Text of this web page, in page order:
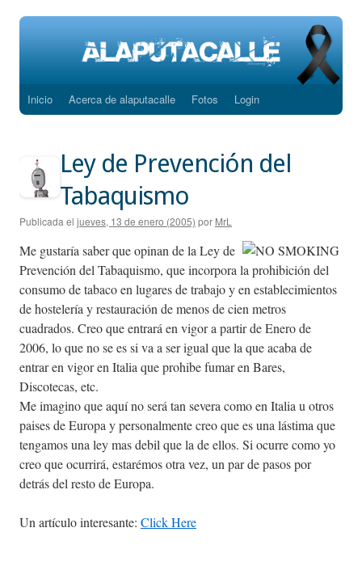
Saltar
contenido
Inicio Acerca de alaputacalle Fotos Login
Ley de Prevención del
Tabaquismo
Publicada el jueves, 13 de enero (2005) por MrL
Me gustaría saber que opinan de la Ley de
Prevención del Tabaquismo, que incorpora la prohibición del
consumo de tabaco en lugares de trabajo y en establecimientos
de hostelería y restauración de menos de cien metros
cuadrados. Creo que entrará en vigor a partir de Enero de
2006, lo que no se es si va a ser igual que la que acaba de
entrar en vigor en Italia que prohibe fumar en Bares,
Discotecas, etc.
Me imagino que aquí no será tan severa como en Italia u otros
paises de Europa y personalmente creo que es una lástima que
tengamos una ley mas debil que la de ellos. Si ocurre como yo
creo que ocurrirá, estarémos otra vez, un par de pasos por
detrás del resto de Europa.
Un artículo interesante: Click Here